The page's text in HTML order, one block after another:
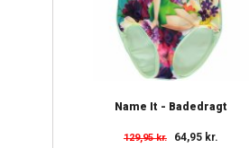
Name It - Badedragt
129,95 kr. 64,95 kr.